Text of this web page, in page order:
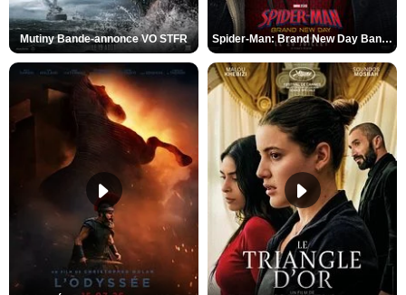
Mutiny Bande-annonce VO STFR Spider-Man: Brand New Day Bande-annonce VO STFR